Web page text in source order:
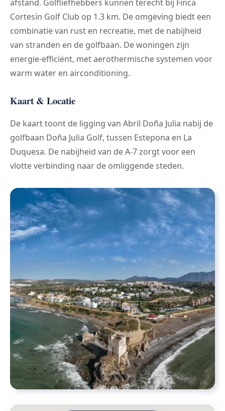
afstand. Golfliefhebbers kunnen terecht bij Finca
Cortesín Golf Club op 1.3 km. De omgeving biedt een
combinatie van rust en recreatie, met de nabijheid
van stranden en de golfbaan. De woningen zijn
energie-efficiënt, met aerothermische systemen voor
warm water en airconditioning.
Kaart & Locatie
De kaart toont de ligging van Abril Doña Julia nabij de
golfbaan Doña Julia Golf, tussen Estepona en La
Duquesa. De nabijheid van de A-7 zorgt voor een
vlotte verbinding naar de omliggende steden.